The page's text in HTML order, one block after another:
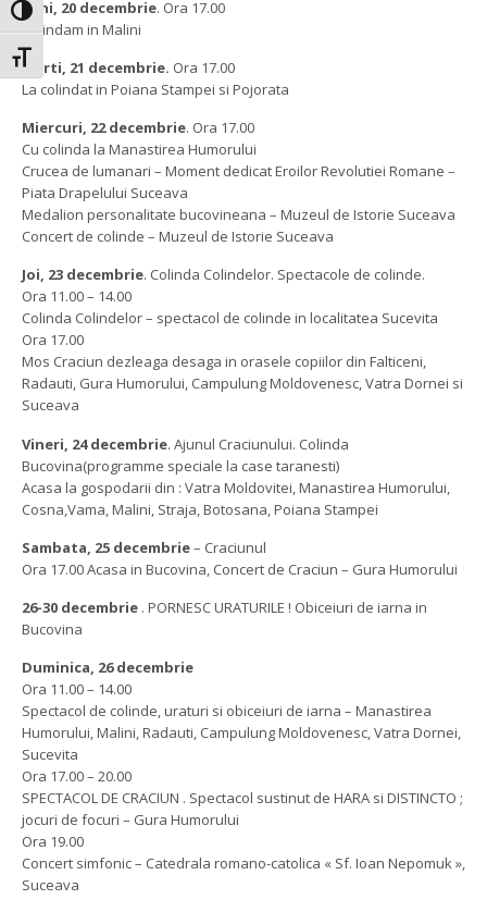
Toggle High Contrast
Toggle Font size
Luni, 20 decembrie. Ora 17.00
Colindam in Malini
Marti, 21 decembrie. Ora 17.00
La colindat in Poiana Stampei si Pojorata
Miercuri, 22 decembrie. Ora 17.00
Cu colinda la Manastirea Humorului
Crucea de lumanari – Moment dedicat Eroilor Revolutiei Romane –
Piata Drapelului Suceava
Medalion personalitate bucovineana – Muzeul de Istorie Suceava
Concert de colinde – Muzeul de Istorie Suceava
Joi, 23 decembrie. Colinda Colindelor. Spectacole de colinde.
Ora 11.00 – 14.00
Colinda Colindelor – spectacol de colinde in localitatea Sucevita
Ora 17.00
Mos Craciun dezleaga desaga in orasele copiilor din Falticeni,
Radauti, Gura Humorului, Campulung Moldovenesc, Vatra Dornei si
Suceava
Vineri, 24 decembrie. Ajunul Craciunului. Colinda
Bucovina(programme speciale la case taranesti)
Acasa la gospodarii din : Vatra Moldovitei, Manastirea Humorului,
Cosna,Vama, Malini, Straja, Botosana, Poiana Stampei
Sambata, 25 decembrie– Craciunul
Ora 17.00 Acasa in Bucovina, Concert de Craciun – Gura Humorului
26-30 decembrie . PORNESC URATURILE ! Obiceiuri de iarna in
Bucovina
Duminica, 26 decembrie
Ora 11.00 – 14.00
Spectacol de colinde, uraturi si obiceiuri de iarna – Manastirea
Humorului, Malini, Radauti, Campulung Moldovenesc, Vatra Dornei,
Sucevita
Ora 17.00 – 20.00
SPECTACOL DE CRACIUN . Spectacol sustinut de HARA si DISTINCTO ;
jocuri de focuri – Gura Humorului
Ora 19.00
Concert simfonic – Catedrala romano-catolica « Sf. Ioan Nepomuk »,
Suceava